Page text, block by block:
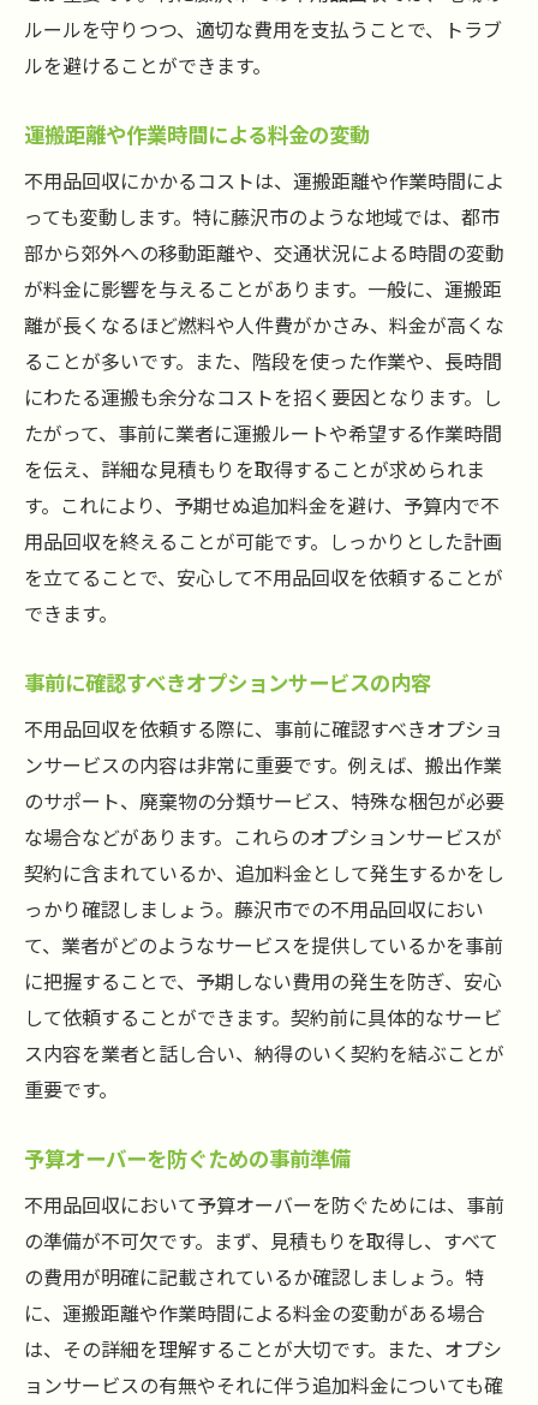
ルールを守りつつ、適切な費用を支払うことで、トラブ
ルを避けることができます。
運搬距離や作業時間による料金の変動
不用品回収にかかるコストは、運搬距離や作業時間によ
っても変動します。特に藤沢市のような地域では、都市
部から郊外への移動距離や、交通状況による時間の変動
が料金に影響を与えることがあります。一般に、運搬距
離が長くなるほど燃料や人件費がかさみ、料金が高くな
ることが多いです。また、階段を使った作業や、長時間
にわたる運搬も余分なコストを招く要因となります。し
たがって、事前に業者に運搬ルートや希望する作業時間
を伝え、詳細な見積もりを取得することが求められま
す。これにより、予期せぬ追加料金を避け、予算内で不
用品回収を終えることが可能です。しっかりとした計画
を立てることで、安心して不用品回収を依頼することが
できます。
事前に確認すべきオプションサービスの内容
不用品回収を依頼する際に、事前に確認すべきオプショ
ンサービスの内容は非常に重要です。例えば、搬出作業
のサポート、廃棄物の分類サービス、特殊な梱包が必要
な場合などがあります。これらのオプションサービスが
契約に含まれているか、追加料金として発生するかをし
っかり確認しましょう。藤沢市での不用品回収におい
て、業者がどのようなサービスを提供しているかを事前
に把握することで、予期しない費用の発生を防ぎ、安心
して依頼することができます。契約前に具体的なサービ
ス内容を業者と話し合い、納得のいく契約を結ぶことが
重要です。
予算オーバーを防ぐための事前準備
不用品回収において予算オーバーを防ぐためには、事前
の準備が不可欠です。まず、見積もりを取得し、すべて
の費用が明確に記載されているか確認しましょう。特
に、運搬距離や作業時間による料金の変動がある場合
は、その詳細を理解することが大切です。また、オプシ
ョンサービスの有無やそれに伴う追加料金についても確